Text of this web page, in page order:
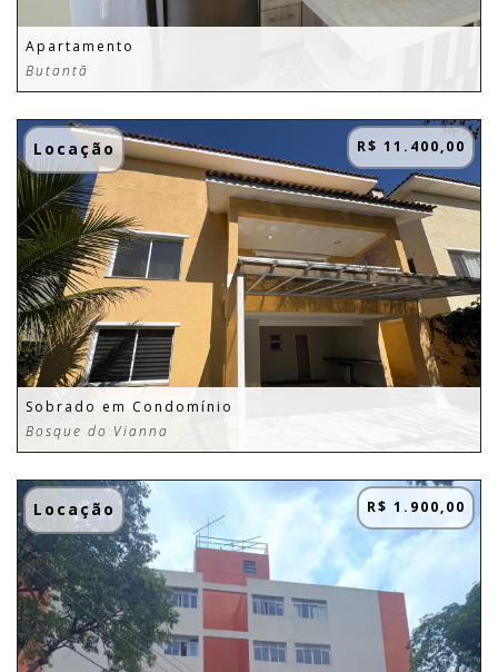
Apartamento
Butantã
Locação R$ 11.400,00
Sobrado em Condomínio
Bosque do Vianna
Locação R$ 1.900,00